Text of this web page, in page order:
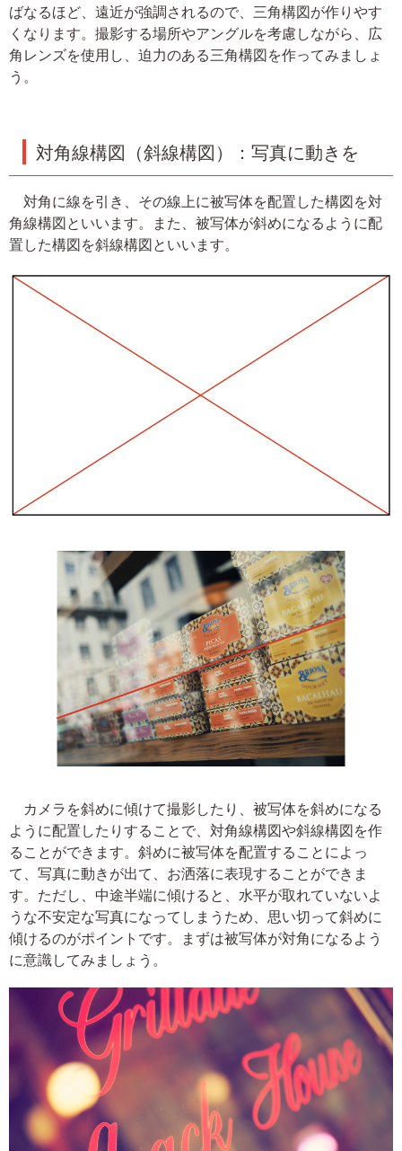
ばなるほど、遠近が強調されるので、三角構図が作りやす
くなります。撮影する場所やアングルを考慮しながら、広
角レンズを使用し、迫力のある三角構図を作ってみましょ
う。
対角線構図（斜線構図）：写真に動きを
対角に線を引き、その線上に被写体を配置した構図を対
角線構図といいます。また、被写体が斜めになるように配
置した構図を斜線構図といいます。
カメラを斜めに傾けて撮影したり、被写体を斜めになる
ように配置したりすることで、対角線構図や斜線構図を作
ることができます。斜めに被写体を配置することによっ
て、写真に動きが出て、お洒落に表現することができま
す。ただし、中途半端に傾けると、水平が取れていないよ
うな不安定な写真になってしまうため、思い切って斜めに
傾けるのがポイントです。まずは被写体が対角になるよう
に意識してみましょう。